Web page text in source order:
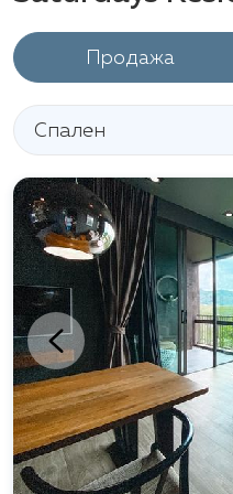
кафе, магазины и
культурного отдыха
буддийским храмам.
неподалеку, стоит
Промтеп, с которой
панорамные виды, и
Сиринат,
живописным
Продажа
Спален